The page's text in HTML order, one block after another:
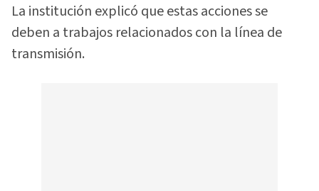
La institución explicó que estas acciones se
deben a trabajos relacionados con la línea de
transmisión.